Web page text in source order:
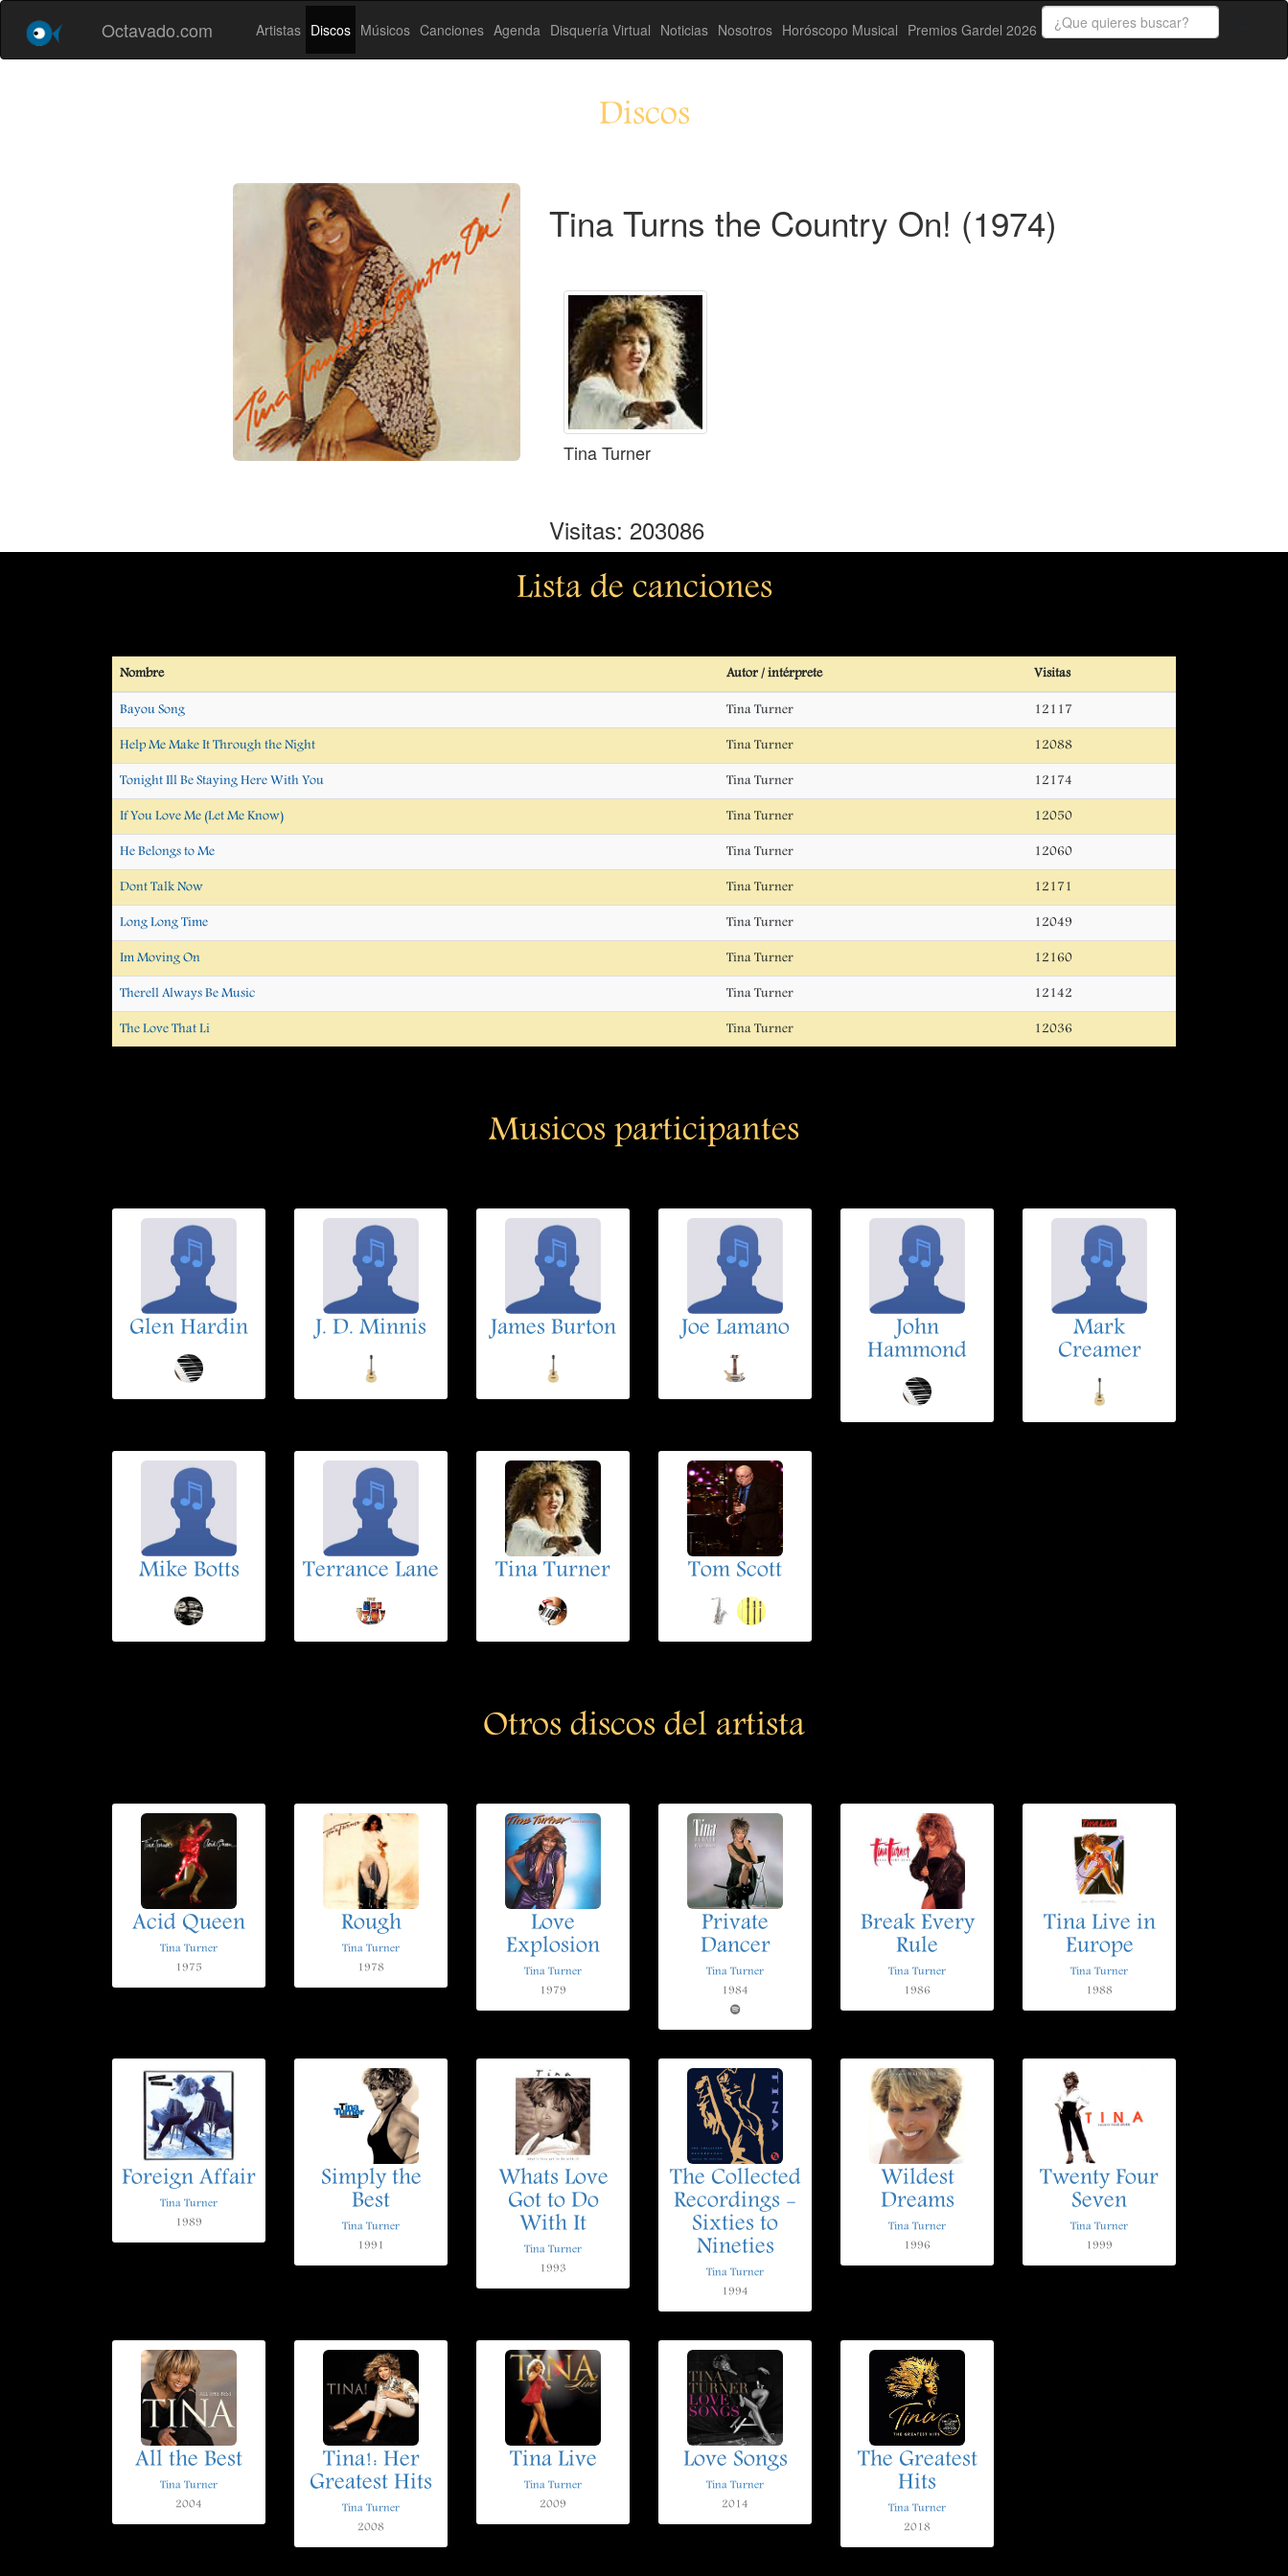
Octavado.com Artistas Discos Músicos Canciones Agenda Disquería Virtual Noticias Nosotros Horóscopo Musical Premios Gardel 2026
Discos
Tina Turns the Country On! (1974)
Tina Turner
Visitas: 203086
Lista de canciones
Nombre Autor / intérprete Visitas
Bayou Song Tina Turner 12117
Help Me Make It Through the Night Tina Turner 12088
Tonight Ill Be Staying Here With You Tina Turner 12174
If You Love Me (Let Me Know) Tina Turner 12050
He Belongs to Me Tina Turner 12060
Dont Talk Now Tina Turner 12171
Long Long Time Tina Turner 12049
Im Moving On Tina Turner 12160
Therell Always Be Music Tina Turner 12142
The Love That Li Tina Turner 12036
Musicos participantes
Glen Hardin J. D. Minnis James Burton Joe Lamano
John
Hammond
Mark
Creamer
Mike Botts Terrance Lane Tina Turner Tom Scott
Otros discos del artista
Acid Queen
Tina Turner
1975
Rough
Tina Turner
1978
Love
Explosion
Tina Turner
1979
Private
Dancer
Tina Turner
1984
Break Every
Rule
Tina Turner
1986
Tina Live in
Europe
Tina Turner
1988
Foreign Affair
Tina Turner
1989
Simply the
Best
Tina Turner
1991
Whats Love
Got to Do
With It
Tina Turner
1993
The Collected
Recordings -
Sixties to
Nineties
Tina Turner
1994
Wildest
Dreams
Tina Turner
1996
Twenty Four
Seven
Tina Turner
1999
All the Best
Tina Turner
2004
Tina!: Her
Greatest Hits
Tina Turner
2008
Tina Live
Tina Turner
2009
Love Songs
Tina Turner
2014
The Greatest
Hits
Tina Turner
2018